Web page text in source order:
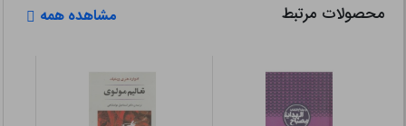
محصولات مرتبط مشاهده همه